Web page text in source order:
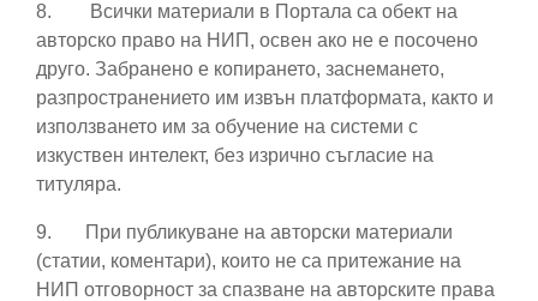
8.
Всички материали в Портала са обект на
авторско право на НИП, освен ако не е посочено
друго. Забранено е копирането, заснемането,
разпространението им извън платформата, както и
използването им за обучение на системи с
изкуствен интелект, без изрично съгласие на
титуляра.
9.
При публикуване на авторски материали
(статии, коментари), които не са притежание на
НИП отговорност за спазване на авторските права